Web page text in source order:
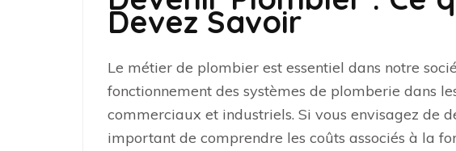
Devez Savoir
Le métier de plombier est essentiel dans notre
fonctionnement des systèmes de plomberie dans
commerciaux et industriels. Si vous envisagez de
important de comprendre les coûts associés à la